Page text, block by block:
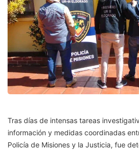
Tras días de intensas tareas
información y medidas coordinadas
Policía de Misiones y la Justicia, fue